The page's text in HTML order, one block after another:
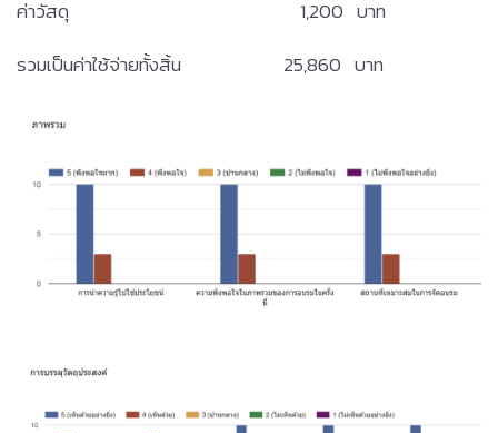
ค่าวัสดุ 1,200 บาท
รวมเป็นค่าใช้จ่ายทั้งสิ้น 25,860 บาท